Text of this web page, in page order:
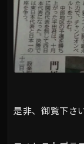
是非、御覧下さ